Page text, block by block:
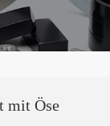
mit Öse